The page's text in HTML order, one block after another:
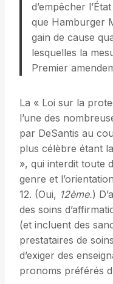
d’empêcher
que Hamburger
gain de cause
lesquelles la
Premier
La « Loi sur la
l’une des
par DeSantis au
plus célèbre étant
», qui interdit toute
genre et
12. (Oui, 12ème.)
des soins
(et incluent des
prestataires de
d’exiger des
pronoms préférés